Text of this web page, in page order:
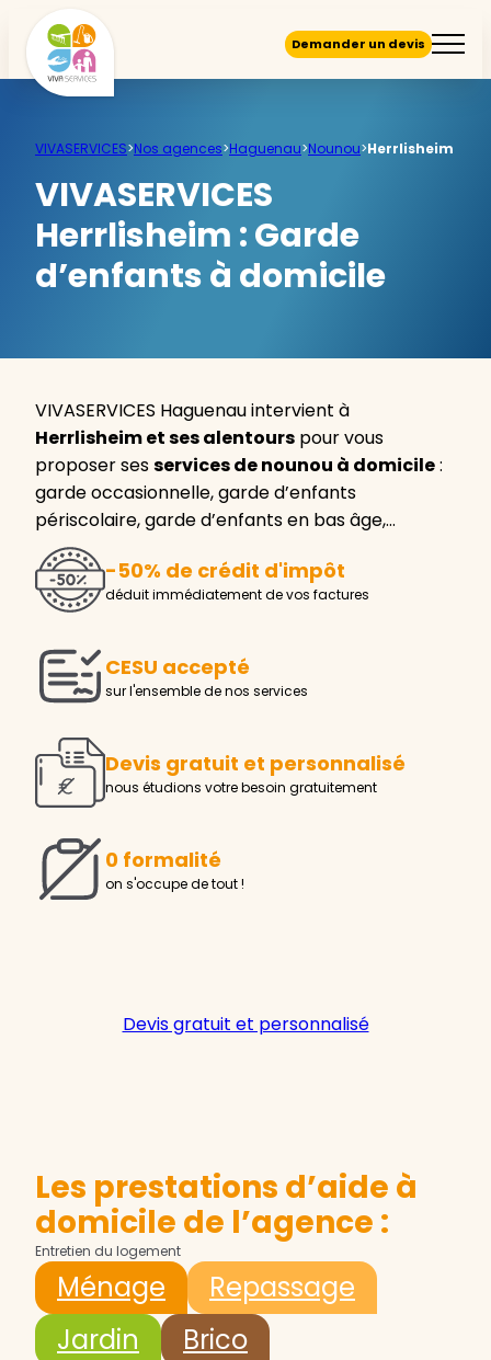
Demander un devis
VIVASERVICES>Nos agences>Haguenau>Nounou>Herrlisheim
VIVASERVICES
Herrlisheim :Garde
d’enfants à domicile
VIVASERVICES Haguenau intervient à
Herrlisheim et ses alentours pour vous
proposer sesservices de nounou à domicile:
garde occasionnelle, garde d’enfants
périscolaire, garde d’enfants en bas âge,…
-50% de crédit d'impôt
déduit immédiatement de vos factures
CESU accepté
sur l'ensemble de nos services
Devis gratuit et personnalisé
nous étudions votre besoin gratuitement
0 formalité
on s'occupe de tout !
Devis gratuit et personnalisé
Les prestations d’aide à
domicile de l’agence :
Entretien du logement
Ménage
Repassage
Jardin
Brico